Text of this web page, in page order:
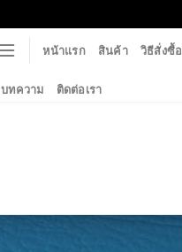
หน้าแรก สินค้า วิธีสั่งซื้อ
บทความ ติดต่อเรา